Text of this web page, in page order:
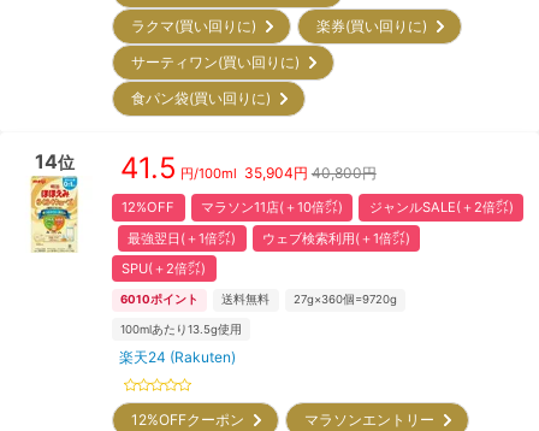
ラクマ(買い回りに)
楽券(買い回りに)
サーティワン(買い回りに)
食パン袋(買い回りに)
14位 41.5 円/100ml 35,904円 40,800円
12%OFF マラソン11店(＋10倍㌽)
ジャンルSALE(＋2倍㌽)
最強翌日(＋1倍㌽)
ウェブ検索利用(＋1倍㌽)
SPU(＋2倍㌽)
6010ポイント 送料無料 27g×360個=9720g
100mlあたり13.5g使用
楽天24 (Rakuten)
12%OFFクーポン
マラソンエントリー